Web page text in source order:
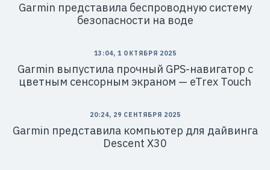
Garmin представила беспроводную систему
безопасности на воде
13:04, 1 ОКТЯБРЯ 2025
Garmin выпустила прочный GPS-навигатор с
цветным сенсорным экраном — eTrex Touch
20:24, 29 СЕНТЯБРЯ 2025
Garmin представила компьютер для дайвинга
Descent X30